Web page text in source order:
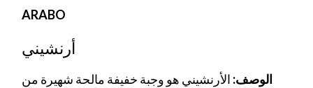
ARABO
أرنشيني
الوصف: الأرنشيني هو وجبة خفيفة مالحة شهيرة من